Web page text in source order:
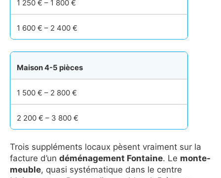
1 250 € – 1 800 €
1 600 € – 2 400 €
Maison 4-5 pièces
1 500 € – 2 800 €
2 200 € – 3 800 €
Trois suppléments locaux pèsent vraiment sur la
facture d’un déménagement Fontaine. Le monte-
meuble, quasi systématique dans le centre